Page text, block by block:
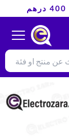
المحتوى